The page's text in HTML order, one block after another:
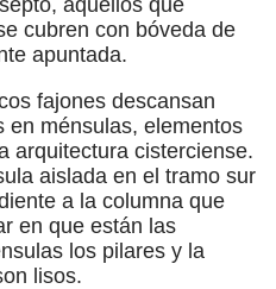
cubren con bóveda de
apuntada.
fajones descansan
en ménsulas, elementos
arquitectura cisterciense.
aislada en el tramo sur
a la columna que
en que están las
los pilares y la
lisos.